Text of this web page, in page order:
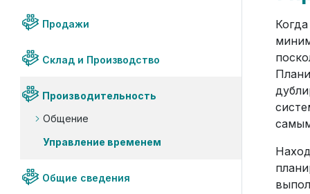
Продажи
Склад и Производство
Производительность
Общение
Управление временем
Общие сведения